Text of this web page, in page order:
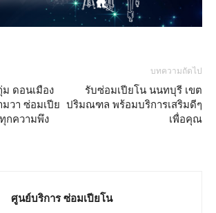
ดอนเมือง
วา ซ่อมเปีย
กความพึง
บทความถัดไป
รับซ่อมเปียโน นนทบุรี เขต
ปริมณฑล พร้อมบริการเสริมดีๆ
เพื่อคุณ
ศูนย์บริการ ซ่อมเปียโน